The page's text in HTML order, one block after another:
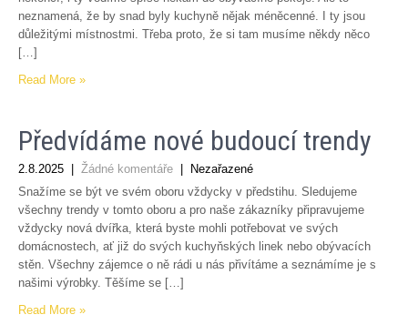
neznamená, že by snad byly kuchyně nějak méněcenné. I ty jsou
důležitými místnostmi. Třeba proto, že si tam musíme někdy něco
[…]
Read More »
Předvídáme nové budoucí trendy
2.8.2025 Žádné komentáře
| Nezařazené
Snažíme se být ve svém oboru vždycky v předstihu. Sledujeme
všechny trendy v tomto oboru a pro naše zákazníky připravujeme
vždycky nová dvířka, která byste mohli potřebovat ve svých
domácnostech, ať již do svých kuchyňských linek nebo obývacích
stěn. Všechny zájemce o ně rádi u nás přivítáme a seznámíme je s
našimi výrobky. Těšíme se […]
Read More »